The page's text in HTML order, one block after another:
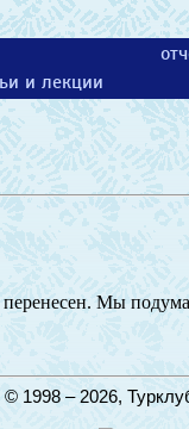
и лекции
перенесен. Мы
© 1998 – 2026,